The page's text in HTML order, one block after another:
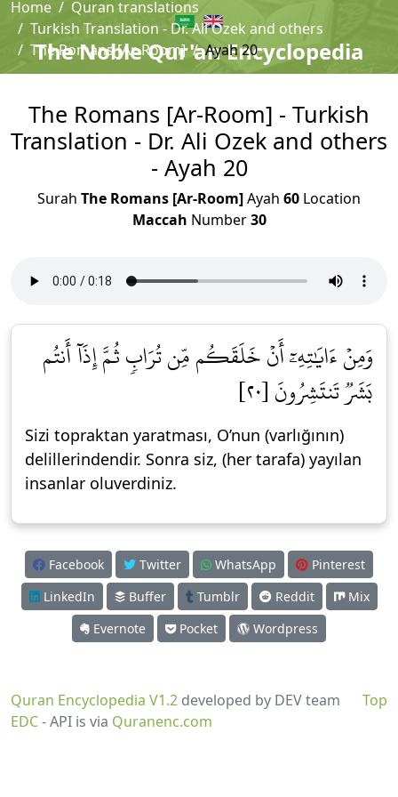
The Noble Qur'an Encyclopedia
Home
Quran translations
Turkish Translation - Dr. Ali Ozek and others
The Romans [Ar-Room]
Ayah 20
The Romans [Ar-Room] - Turkish
Translation - Dr. Ali Ozek and others
- Ayah 20
Surah The Romans [Ar-Room]Ayah 60 Location
Maccah Number30
وَمِنۡ ءَايَٰتِهِۦٓ أَنۡ خَلَقَكُم مِّن تُرَابٖ ثُمَّ إِذَآ أَنتُم
بَشَرٞ تَنتَشِرُونَ [٢٠]
Sizi topraktan yaratması, O’nun (varlığının)
delillerindendir. Sonra siz, (her tarafa) yayılan
insanlar oluverdiniz.
Facebook Twitter WhatsApp
Pinterest
LinkedIn
Buffer Tumblr Reddit
Mix
Evernote
Pocket Wordpress
Top
Quran Encyclopedia V1.2 developed by DEV team
EDC- API is via Quranenc.com